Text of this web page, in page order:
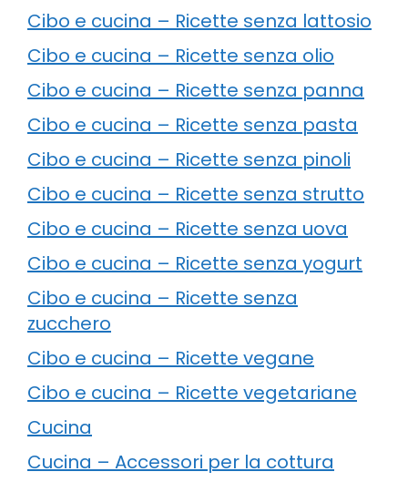
Cibo e cucina – Ricette senza lattosio
Cibo e cucina – Ricette senza olio
Cibo e cucina – Ricette senza panna
Cibo e cucina – Ricette senza pasta
Cibo e cucina – Ricette senza pinoli
Cibo e cucina – Ricette senza strutto
Cibo e cucina – Ricette senza uova
Cibo e cucina – Ricette senza yogurt
Cibo e cucina – Ricette senza
zucchero
Cibo e cucina – Ricette vegane
Cibo e cucina – Ricette vegetariane
Cucina
Cucina – Accessori per la cottura